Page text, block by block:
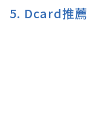
5. Dcard推